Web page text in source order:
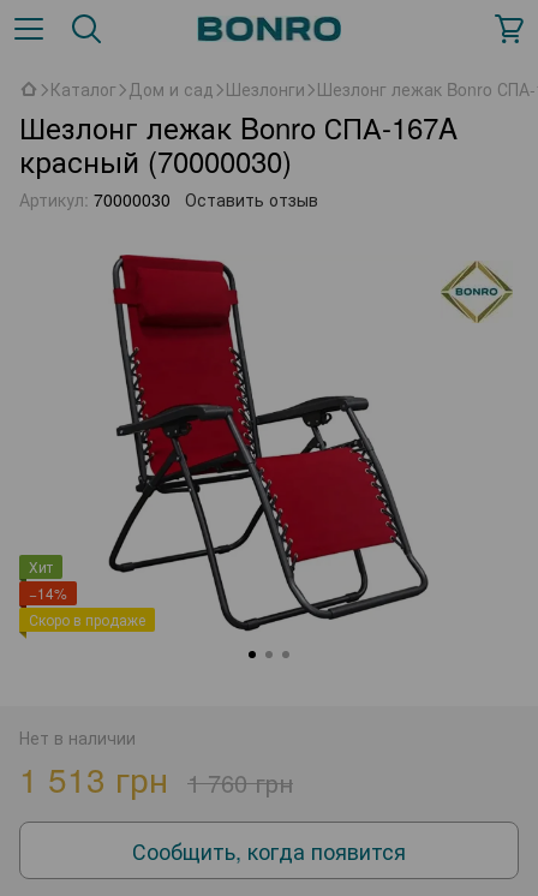
Каталог Дом и сад Шезлонги Шезлонг лежак Bonro
Шезлонг лежак Bonro СПА-167A
красный (70000030)
Артикул: 70000030 Оставить отзыв
Хит
−14%
Скоро в продаже
Нет в наличии
1 513 грн 1 760 грн
Сообщить, когда появится